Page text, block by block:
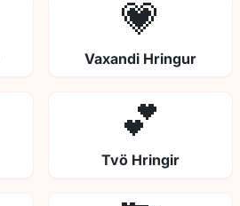
💗
Vaxandi Hringur
💕
Tvö Hringir